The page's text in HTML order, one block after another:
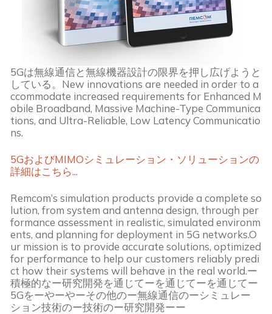
5Gは無線通信と無線機器設計の限界を押し広げようと
している。New innovations are needed in order to a
ccommodate increased requirements for Enhanced M
obile Broadband, Massive Machine-Type Communica
tions, and Ultra-Reliable, Low Latency Communicatio
ns.
5GおよびMIMOシミュレーション・ソリューションの
詳細はこちら...
Remcom’s simulation products provide a complete so
lution, from system and antenna design, through per
formance assessment in realistic, simulated environm
ents, and planning for deployment in 5G networks.O
ur mission is to provide accurate solutions, optimized
for performance to help our customers reliably predi
ct how their systems will behave in the real world.ー
積極的なー研究開発を通じてーを通じてーを通じてー
5Gをーやーやーその他のー無線通信のーシミュレー
ション技術のー技術のー研究開発ーー